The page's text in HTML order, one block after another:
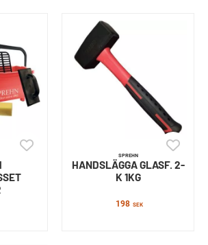
SPREHN
HANDSLÄGGA GLASF. 2-
K 1KG
198 SEK